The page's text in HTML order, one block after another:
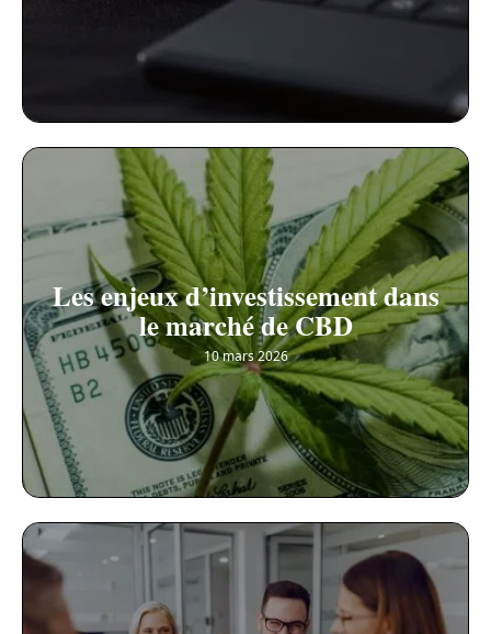
Les enjeux d’investissement dans
le marché de CBD
10 mars 2026